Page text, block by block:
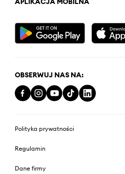
OBSERWUJ NAS NA:
Polityka prywatności
Regulamin
Dane firmy